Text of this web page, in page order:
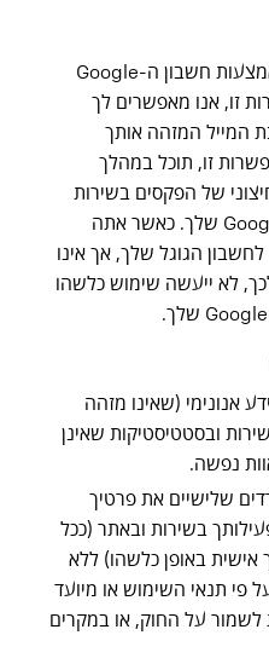
באפשרותך להכנס לשירות באמצעות חשבון ה-Google
זו, אנו מאפשרים לך
המייל המזהה אותך
זו, תוכל במהלך
של הפקסים בשירות
באמצעות חשבון ה- Google Drive שלך. כאשר אתה
הגוגל שלך, אך אינו
לא ייעשה שימוש כלשהו
(שאינו מזהה
ובסטטיסטיקות שאינן
נפשה.
שלישיים את פרטיך
בשירות ובאתר (ככל
אישית באופן כלשהו) ללא
פי תנאי השימוש או מיועד
לשמור על החוק, או במקרים